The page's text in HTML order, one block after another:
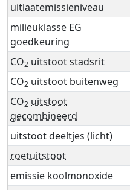
uitlaatemissieniveau
milieuklasse EG
goedkeuring
CO2 uitstoot stadsrit
CO2 uitstoot buitenweg
CO2 uitstoot
gecombineerd
uitstoot deeltjes (licht)
roetuitstoot
emissie koolmonoxide